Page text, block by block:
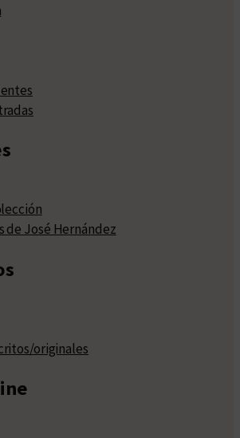
de José Hernández
originales